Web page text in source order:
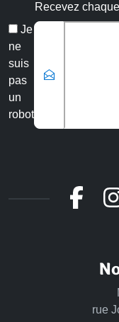
Recevez
Je
ne
suis
pas
un
robot
Veuillez laisser
Email
rue